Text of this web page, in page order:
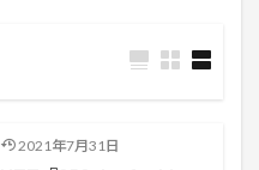
2021年7月31日